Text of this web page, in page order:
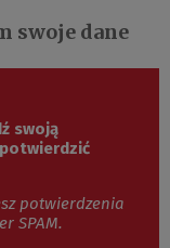
swoje dane
swoją
potwierdzenia
SPAM.